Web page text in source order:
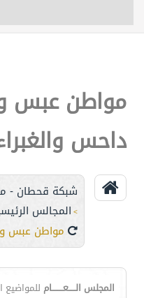
اتصل بنا
مواطن عبس
داحس
شبكة قحطان -
> المجالس
مواطن عبس
المجلس الـــــعــــــــام